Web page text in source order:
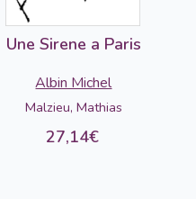
Une Sirene a Paris
Albin Michel
Malzieu, Mathias
27,14€